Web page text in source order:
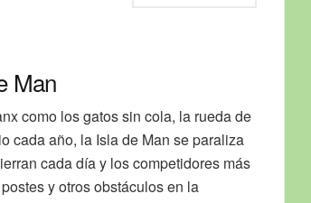
Man
como los gatos sin cola, la rueda de
cada año, la Isla de Man se paraliza
cada día y los competidores más
y otros obstáculos en la